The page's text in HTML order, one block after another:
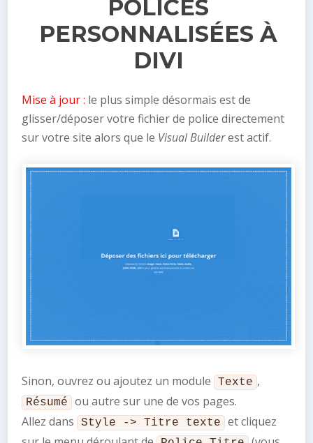
POLICES
PERSONNALISÉES À
DIVI
Mise à jour : le plus simple désormais est de
glisser/déposer votre fichier de police directement
sur votre site alors que le Visual Builderest actif.
Sinon, ouvrez ou ajoutez un module Texte ,
Résumé
ou autre sur une de vos pages.
Allez dans Style -> Titre texte
et cliquez